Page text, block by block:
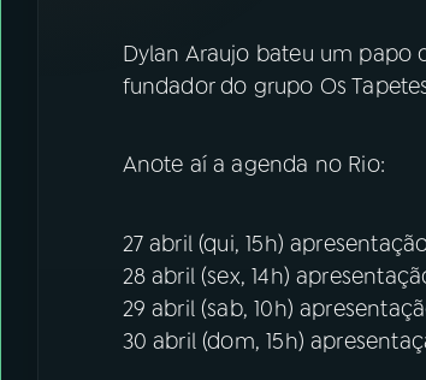
Dylan Araujo bateu um papo
fundador do grupo Os
Anote aí a agenda no Rio:
27 abril (qui, 15h)
28 abril (sex, 14h)
29 abril (sab, 10h)
30 abril (dom, 15h)